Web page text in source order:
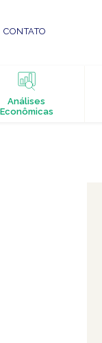
CONTATO
Análises
Econômicas